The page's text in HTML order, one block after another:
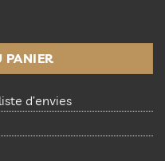
PANIER
d’envies